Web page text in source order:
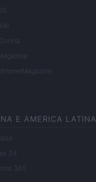
E AMERICA LATINA
24
365